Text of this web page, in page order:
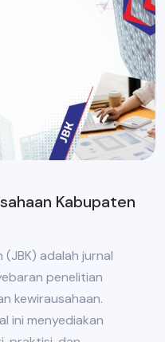
Kabupaten
(JBK) adalah jurnal
penelitian
kewirausahaan.
ini menyediakan